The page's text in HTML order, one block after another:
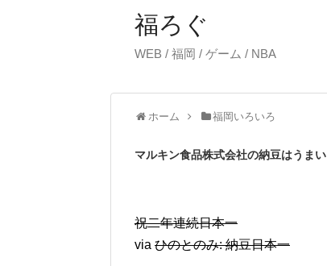
福ろぐ
WEB / 福岡 / ゲーム / NBA
ホーム 福岡いろいろ
マルキン食品株式会社の納豆はうまい
祝二年連続日本一
via ひのとのみ: 納豆日本一